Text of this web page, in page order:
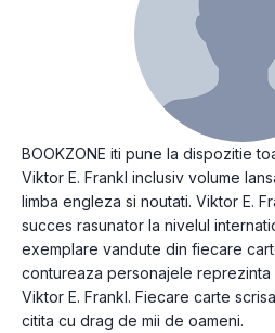
BOOKZONE iti pune la dispozitie
Viktor E. Frankl inclusiv volume
limba engleza si noutati. Viktor E.
succes rasunator la nivelul
exemplare vandute din fiecare
contureaza personajele reprezinta
Viktor E. Frankl. Fiecare carte
citita cu drag de mii de oameni.